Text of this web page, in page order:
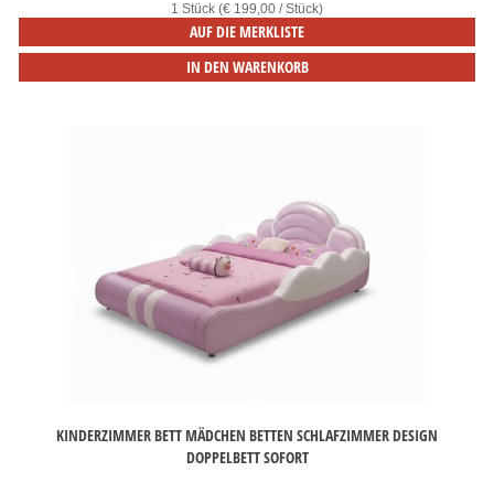
1 Stück (€ 199,00 / Stück)
AUF DIE MERKLISTE
IN DEN WARENKORB
KINDERZIMMER BETT MÄDCHEN BETTEN SCHLAFZIMMER DESIGN
DOPPELBETT SOFORT